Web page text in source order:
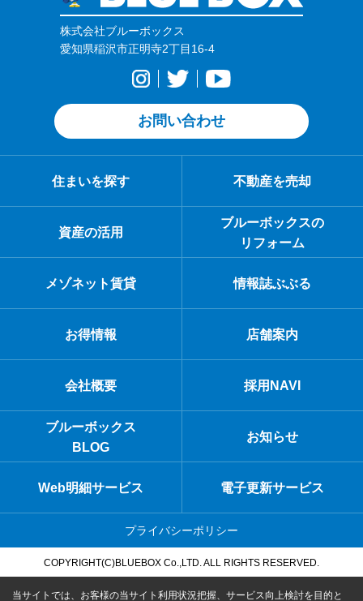
株式会社ブルーボックス
愛知県稲沢市正明寺2丁目16-4
お問い合わせ
住まいを探す 不動産を売却
資産の活用
ブルーボックスの
リフォーム
メゾネット賃貸 情報誌ぶぶる
お得情報 店舗案内
会社概要 採用NAVI
ブルーボックス
BLOG
お知らせ
Web明細サービス 電子更新サービス
プライバシーポリシー
COPYRIGHT(C)BLUEBOX Co.,LTD. ALL RIGHTS RESERVED.
当サイトでは、お客様の当サイト利用状況把握、サービス向上検討を目的と